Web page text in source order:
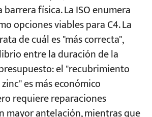
física. La ISO enumera
opciones viables para C4. La
de cuál es "más correcta",
entre la duración de la
el "recubrimiento
es más económico
requiere reparaciones